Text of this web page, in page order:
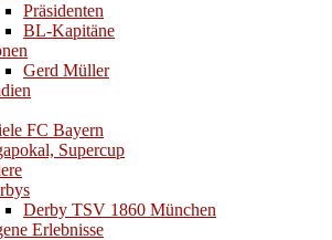
Präsidenten
BL-Kapitäne
Gerd Müller
FC Bayern
Supercup
Derby TSV 1860 München
Erlebnisse